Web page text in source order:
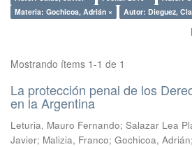
Materia: Gochicoa, Adrián ×
Autor: Dieguez,
Mostrando ítems 1-1 de 1
La protección penal de los
en la Argentina
Leturia, Mauro Fernando; Salazar Lea
Javier; Malizia, Franco; Gochicoa,